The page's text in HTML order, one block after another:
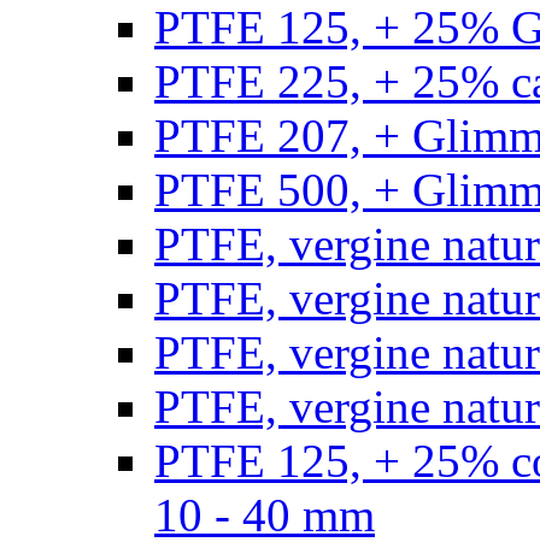
PTFE 125, + 25%
PTFE 225, + 25%
PTFE 207, +
PTFE 500, +
PTFE, vergine
PTFE, vergine
PTFE, vergine
PTFE, vergine
PTFE 125, + 25%
10 - 40 mm